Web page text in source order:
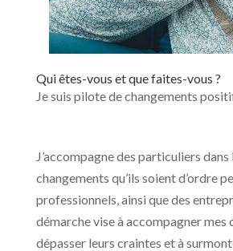
Qui êtes-vous et que faites-vous ?
Je suis pilote de changements
J’accompagne des particuliers
changements qu’ils soient d’ordre
professionnels, ainsi que des
démarche vise à accompagner mes
dépasser leurs craintes et à